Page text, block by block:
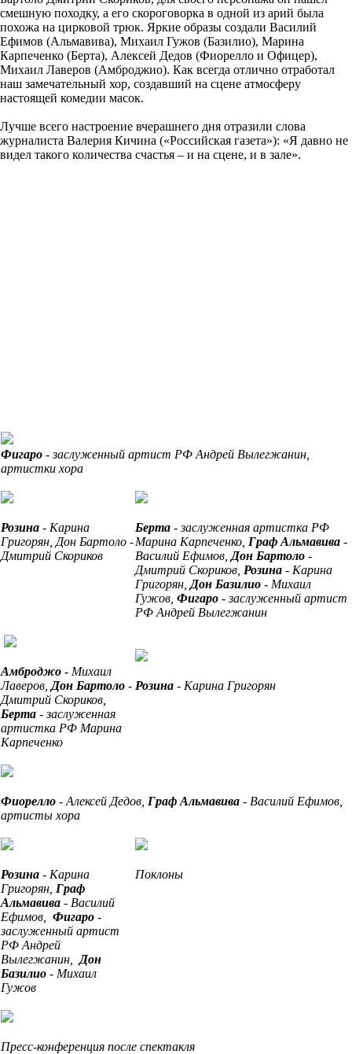
смешную походку, а его скороговорка в одной из арий была
похожа на цирковой трюк. Яркие образы создали Василий
Ефимов (Альмавива), Михаил Гужов (Базилио), Марина
Карпеченко (Берта), Алексей Дедов (Фиорелло и Офицер),
Михаил Лаверов (Амброджио). Как всегда отлично отработал
наш замечательный хор, создавший на сцене атмосферу
настоящей комедии масок.
Лучше всего настроение вчерашнего дня отразили слова
журналиста Валерия Кичина («Российская газета»): «Я давно не
видел такого количества счастья – и на сцене, и в зале».
Фигаро - заслуженный артист РФ Андрей Вылегжанин,
артистки хора
Розина - Карина
Григорян, Дон Бартоло -
Дмитрий Скориков
Берта - заслуженная артистка РФ
Марина Карпеченко, Граф Альмавива -
Василий Ефимов, Дон Бартоло -
Дмитрий Скориков, Розина - Карина
Григорян, Дон Базилио - Михаил
Гужов, Фигаро - заслуженный артист
РФ Андрей Вылегжанин
Амброджо - Михаил
Лаверов, Дон Бартоло -
Дмитрий Скориков,
Берта - заслуженная
артистка РФ Марина
Карпеченко
Розина - Карина Григорян
Фиорелло - Алексей Дедов, Граф Альмавива - Василий Ефимов,
артисты хора
Розина - Карина
Григорян, Граф
Альмавива - Василий
Ефимов, Фигаро -
заслуженный артист
РФ Андрей
Вылегжанин, Дон
Базилио - Михаил
Гужов
Поклоны
Пресс-конференция после спектакля